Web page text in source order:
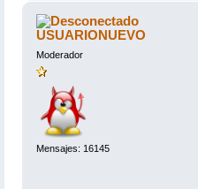
USUARIONUEVO
Moderador
Mensajes: 16145